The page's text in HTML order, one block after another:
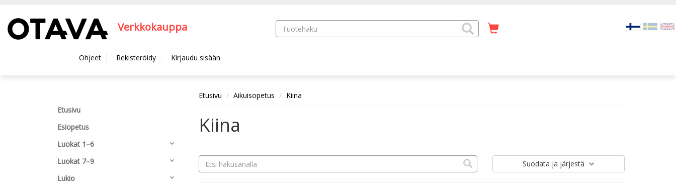
Verkkokauppa
Ohjeet Rekisteröidy Kirjaudu sisään
Etusivu
Esiopetus
Luokat 1–6
Luokat 7–9
Lukio
Etusivu Aikuisopetus Kiina
Kiina
Suodata ja järjestä